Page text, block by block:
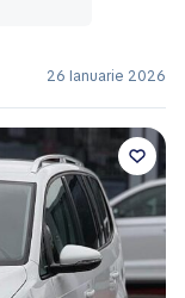
26 Ianuarie 2026